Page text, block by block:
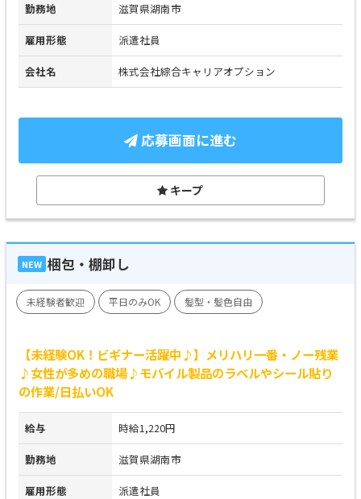
勤務地 滋賀県湖南市
雇用形態 派遣社員
会社名 株式会社綜合キャリアオプション
応募画面に進む
キープ
NEW 梱包・棚卸し
未経験者歓迎 平日のみOK 髪型・髪色自由
【未経験OK！ビギナー活躍中♪】メリハリ一番・ノー残業
♪女性が多めの職場♪モバイル製品のラベルやシール貼り
の作業/日払いOK
給与 時給1,220円
勤務地 滋賀県湖南市
雇用形態 派遣社員